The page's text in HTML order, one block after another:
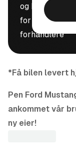
og
for å motta
forhandlere
*Få bilen levert
Pen Ford
ankommet vår
ny eier!